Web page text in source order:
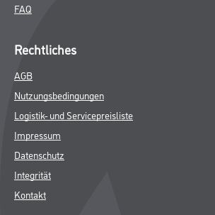
FAQ
Rechtliches
AGB
Nutzungsbedingungen
Logistik- und Servicepreisliste
Impressum
Datenschutz
Integrität
Kontakt